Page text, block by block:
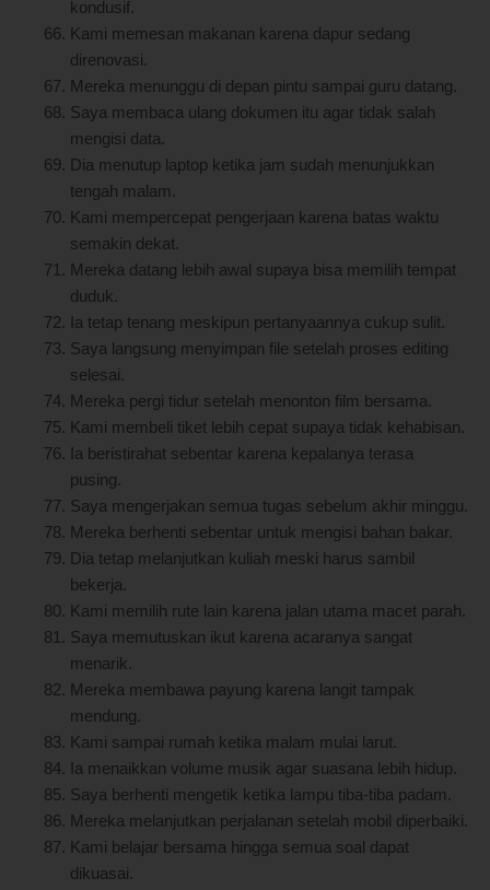
kondusif.
Kami memesan makanan karena dapur sedang
direnovasi.
Mereka menunggu di depan pintu sampai guru datang.
Saya membaca ulang dokumen itu agar tidak salah
mengisi data.
Dia menutup laptop ketika jam sudah menunjukkan
tengah malam.
Kami mempercepat pengerjaan karena batas waktu
semakin dekat.
Mereka datang lebih awal supaya bisa memilih tempat
duduk.
Ia tetap tenang meskipun pertanyaannya cukup sulit.
Saya langsung menyimpan file setelah proses editing
selesai.
Mereka pergi tidur setelah menonton film bersama.
Kami membeli tiket lebih cepat supaya tidak kehabisan.
Ia beristirahat sebentar karena kepalanya terasa
pusing.
Saya mengerjakan semua tugas sebelum akhir minggu.
Mereka berhenti sebentar untuk mengisi bahan bakar.
Dia tetap melanjutkan kuliah meski harus sambil
bekerja.
Kami memilih rute lain karena jalan utama macet parah.
Saya memutuskan ikut karena acaranya sangat
menarik.
Mereka membawa payung karena langit tampak
mendung.
Kami sampai rumah ketika malam mulai larut.
Ia menaikkan volume musik agar suasana lebih hidup.
Saya berhenti mengetik ketika lampu tiba-tiba padam.
Mereka melanjutkan perjalanan setelah mobil diperbaiki.
Kami belajar bersama hingga semua soal dapat
dikuasai.